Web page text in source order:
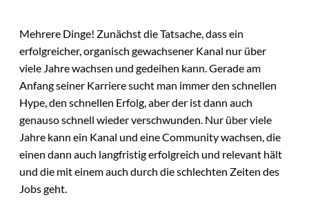
Mehrere Dinge! Zunächst die Tatsache, dass ein
erfolgreicher, organisch gewachsener Kanal nur über
viele Jahre wachsen und gedeihen kann. Gerade am
Anfang seiner Karriere sucht man immer den schnellen
Hype, den schnellen Erfolg, aber der ist dann auch
genauso schnell wieder verschwunden. Nur über viele
Jahre kann ein Kanal und eine Community wachsen, die
einen dann auch langfristig erfolgreich und relevant hält
und die mit einem auch durch die schlechten Zeiten des
Jobs geht.